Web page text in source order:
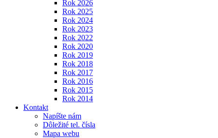
Rok 2026
Rok 2025
Rok 2024
Rok 2023
Rok 2022
Rok 2020
Rok 2019
Rok 2018
Rok 2017
Rok 2016
Rok 2015
Rok 2014
Kontakt
Napíšte nám
Dôležité tel. čísla
Mapa webu